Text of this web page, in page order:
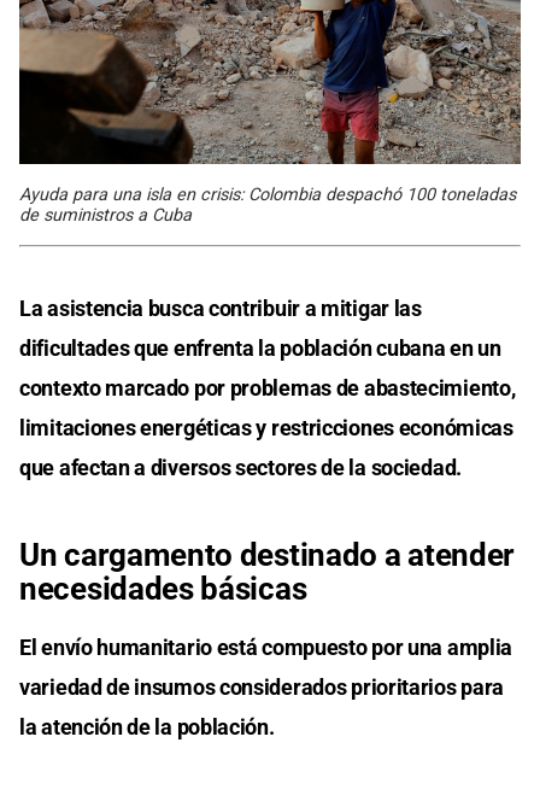
Ayuda para una isla en crisis: Colombia despachó 100 toneladas
de suministros a Cuba
La asistencia busca contribuir a mitigar las
dificultades que enfrenta la población cubana en un
contexto marcado por problemas de abastecimiento,
limitaciones energéticas y restricciones económicas
que afectan a diversos sectores de la sociedad.
Un cargamento destinado a atender
necesidades básicas
El envío humanitario está compuesto por una amplia
variedad de insumos considerados prioritarios para
la atención de la población.